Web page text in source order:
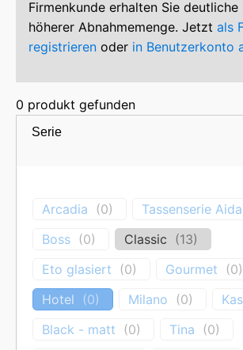
Firmenkunde erhalten Sie deutliche
höherer Abnahmemenge. Jetzt als
registrieren oder in Benutzerkonto
0 produkt gefunden
Serie
Arcadia (0) Tassenserie Aida
Boss (0) Classic (13)
Eto glasiert
(0) Gourmet (0)
Hotel
(0) Milano (0)
Black - matt
(0) Tina (0)
Preis
Classic – zeitlose Eleganz für jeden
Die Kollektion
modernem Design. Das quadratische
klaren, markanten Kanten verleiht
Tisch eine harmonische Verbindung